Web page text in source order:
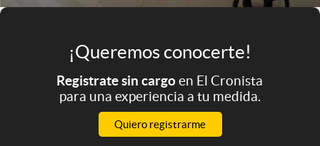
¡Queremos conocerte!
Registrate sin cargoen El Cronista
para una experiencia a tu medida.
Quiero registrarme